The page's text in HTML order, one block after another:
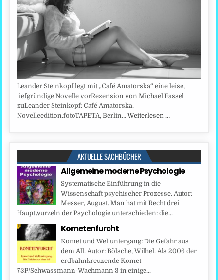
Leander Steinkopf legt mit „Café Amatorska“ eine leise,
tiefgründige Novelle vorRezension von Michael Fassel
zuLeander Steinkopf: Café Amatorska.
Novelleedition.fotoTAPETA, Berlin…Weiterlesen …
AKTUELLE SACHBÜCHER
Allgemeine moderne Psychologie
Systematische Einführung in die
Wissenschaft psychischer Prozesse. Autor:
Messer, August. Man hat mit Recht drei
Hauptwurzeln der Psychologie unterschieden: die...
Kometenfurcht
Komet und Weltuntergang: Die Gefahr aus
dem All. Autor: Bölsche, Wilhel. Als 2006 der
erdbahnkreuzende Komet
73P/Schwassmann-Wachmann 3 in einige...